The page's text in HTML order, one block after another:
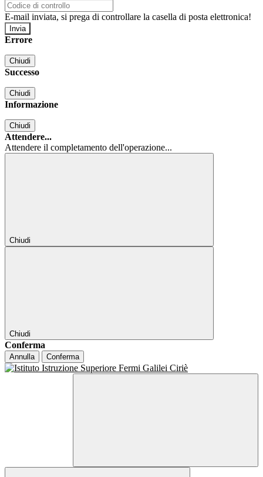
E-mail inviata, si prega di controllare la casella di posta elettronica!
Errore
Chiudi
Successo
Chiudi
Informazione
Chiudi
Attendere...
Attendere il completamento dell'operazione...
Chiudi
Chiudi
Conferma
Annulla Conferma